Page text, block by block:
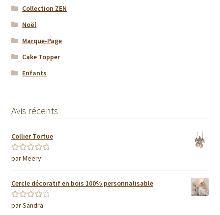
Collection ZEN
Noël
Marque-Page
Cake Topper
Enfants
Avis récents
Collier Tortue
Note5sur 5
par Meery
Cercle décoratif en bois 100% personnalisable
Note4sur
par Sandra